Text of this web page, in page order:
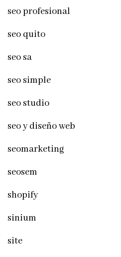
seo profesional
seo quito
seo sa
seo simple
seo studio
seo y diseño web
seomarketing
seosem
shopify
sinium
site